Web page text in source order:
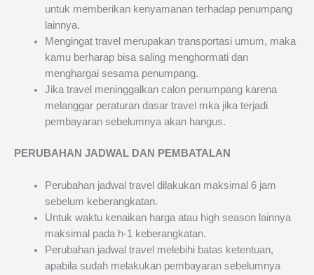
untuk memberikan kenyamanan terhadap penumpang
lainnya.
Mengingat travel merupakan transportasi umum, maka
kamu berharap bisa saling menghormati dan
menghargai sesama penumpang.
Jika travel meninggalkan calon penumpang karena
melanggar peraturan dasar travel mka jika terjadi
pembayaran sebelumnya akan hangus.
PERUBAHAN JADWAL DAN PEMBATALAN
Perubahan jadwal travel dilakukan maksimal 6 jam
sebelum keberangkatan.
Untuk waktu kenaikan harga atau high season lainnya
maksimal pada h-1 keberangkatan.
Perubahan jadwal travel melebihi batas ketentuan,
apabila sudah melakukan pembayaran sebelumnya